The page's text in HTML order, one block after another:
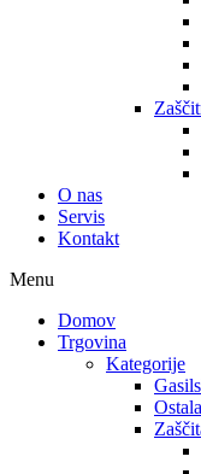
O nas
Servis
Kontakt
Menu
Domov
Trgovina
Kategorije